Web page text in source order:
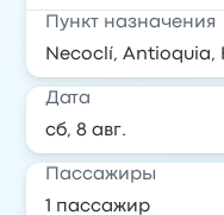
Пункт назначения
Дата
Пассажиры